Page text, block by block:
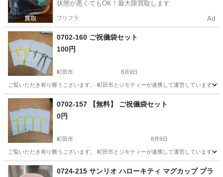
状態が悪くてもOK！最大限買取します
プリフラ Ad
0702-160 ご祝儀袋セット
100円
町田市 8月9日
ご覧いただき有り難うございます。 町田市とジモティーが連携して運営していま
東京 町田市 リユース
0702-157 【無料】 ご祝儀袋セット
0円
町田市 8月9日
ご覧いただき有り難うございます。 町田市とジモティーが連携して運営していま
東京 町田市 リユース
0724-215 サンリオ ハローキティ マグカップ プラ